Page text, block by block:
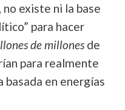
existe ni la base
para hacer
de millonesde
para realmente
basada en energías